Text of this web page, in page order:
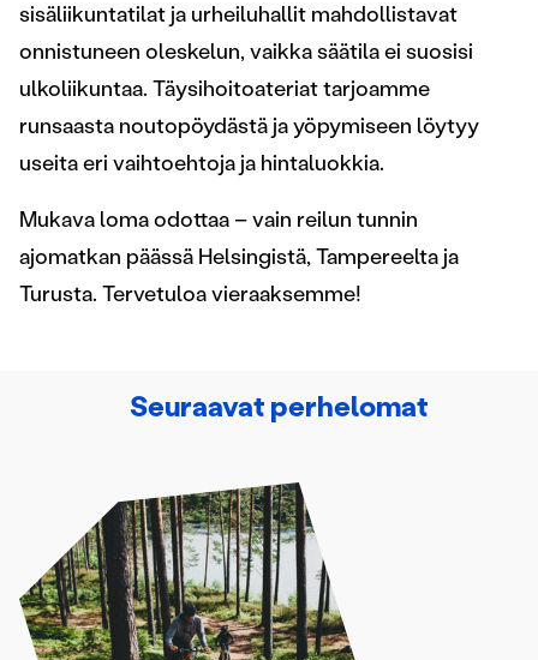
sisäliikuntatilat ja urheiluhallit mahdollistavat
onnistuneen oleskelun, vaikka säätila ei suosisi
ulkoliikuntaa. Täysihoitoateriat tarjoamme
runsaasta noutopöydästä ja yöpymiseen löytyy
useita eri vaihtoehtoja ja hintaluokkia.
Mukava loma odottaa – vain reilun tunnin
ajomatkan päässä Helsingistä, Tampereelta ja
Turusta. Tervetuloa vieraaksemme!
Seuraavat perhelomat